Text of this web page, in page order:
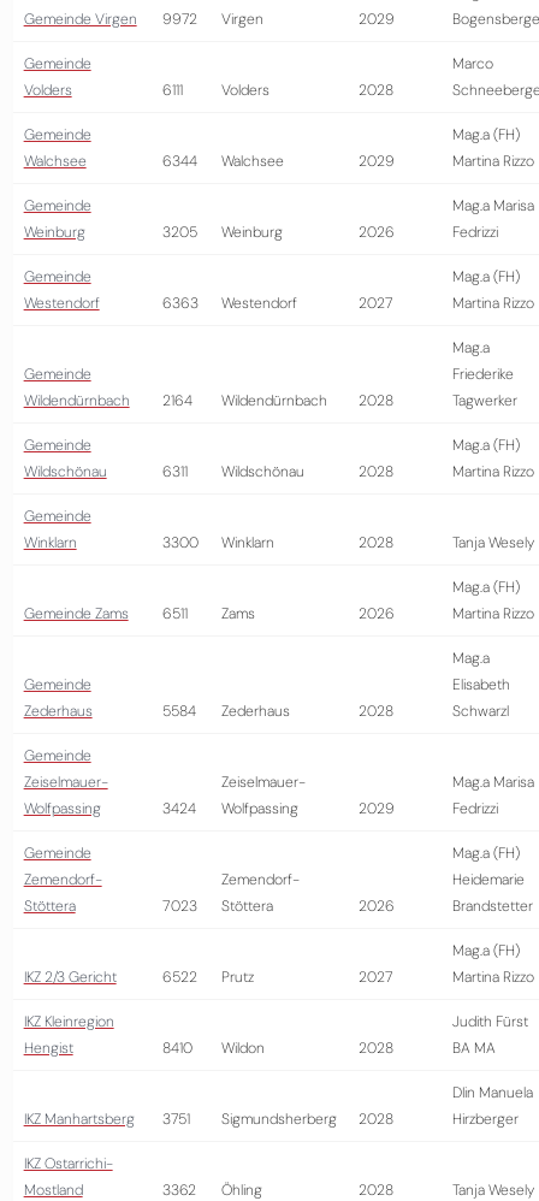
Gemeinde Virgen 9972 Virgen 2029
Gemeinde
Volders
6111 Volders 2028
Marco
Gemeinde
Walchsee
6344 Walchsee 2029
Mag.a (FH)
Martina Rizzo
Gemeinde
Weinburg
3205 Weinburg 2026
Mag.a Marisa
Fedrizzi
Gemeinde
Westendorf
6363 Westendorf 2027
Mag.a (FH)
Martina Rizzo
Gemeinde
Wildendürnbach
2164 Wildendürnbach 2028
Mag.a
Friederike
Tagwerker
Gemeinde
Wildschönau
6311 Wildschönau 2028
Mag.a (FH)
Martina Rizzo
Gemeinde
Winklarn
3300 Winklarn 2028 Tanja Wesely
Gemeinde Zams 6511 Zams 2026
Mag.a (FH)
Martina Rizzo
Gemeinde
Zederhaus
5584 Zederhaus 2028
Mag.a
Elisabeth
Schwarzl
Gemeinde
Zeiselmauer-
Wolfpassing
3424
Zeiselmauer-
Wolfpassing
2029
Mag.a Marisa
Fedrizzi
Gemeinde
Zemendorf-
Stöttera
7023
Zemendorf-
Stöttera
2026
Mag.a (FH)
Heidemarie
Brandstetter
IKZ 2/3 Gericht 6522 Prutz 2027
Mag.a (FH)
Martina Rizzo
IKZ Kleinregion
Hengist
8410 Wildon 2028
Judith Fürst
BA MA
IKZ Manhartsberg 3751 Sigmundsherberg 2028
DIin Manuela
Hirzberger
IKZ Ostarrichi-
Mostland
3362 Öhling 2028 Tanja Wesely